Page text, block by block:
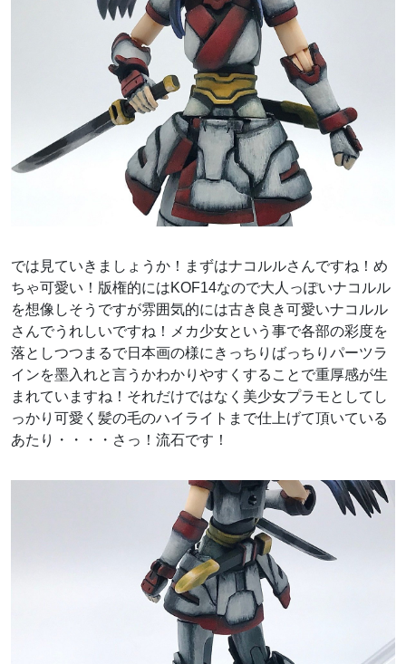
では見ていきましょうか！まずはナコルルさんですね！め
ちゃ可愛い！版権的にはKOF14なので大人っぽいナコルル
を想像しそうですが雰囲気的には古き良き可愛いナコルル
さんでうれしいですね！メカ少女という事で各部の彩度を
落としつつまるで日本画の様にきっちりばっちりパーツラ
インを墨入れと言うかわかりやすくすることで重厚感が生
まれていますね！それだけではなく美少女プラモとしてし
っかり可愛く髪の毛のハイライトまで仕上げて頂いている
あたり・・・・さっ！流石です！